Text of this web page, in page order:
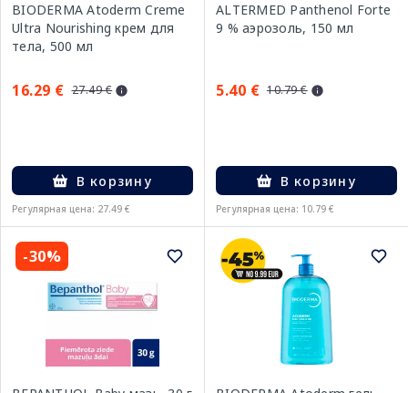
BIODERMA Atoderm Creme
Ultra Nourishing крем для
тела, 500 мл
16.29 € 27.49 €
В корзину
Регулярная цена: 27.49 €
ALTERMED Panthenol Forte
9 % аэрозоль, 150 мл
5.40 € 10.79 €
В корзину
Регулярная цена: 10.79 €
-30%